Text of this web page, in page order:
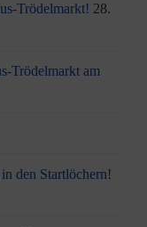
Trödelmarkt! 28.
Trödelmarkt am
den Startlöchern!